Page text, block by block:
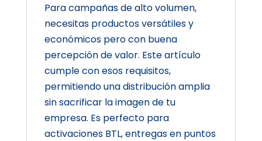
Para campañas de alto volumen,
necesitas productos versátiles y
económicos pero con buena
percepción de valor. Este artículo
cumple con esos requisitos,
permitiendo una distribución amplia
sin sacrificar la imagen de tu
empresa. Es perfecto para
activaciones BTL, entregas en puntos